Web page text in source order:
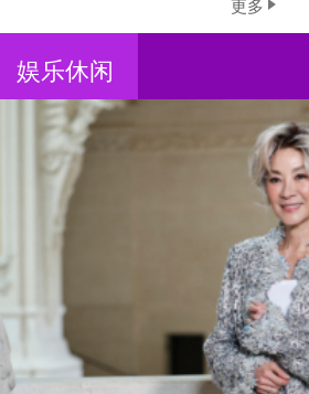
更多
娱乐休闲